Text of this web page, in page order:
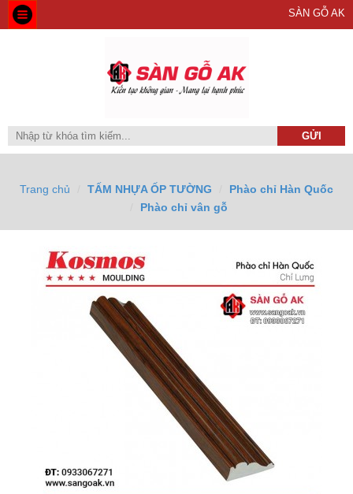
SÀN GỖ AK
Trang chủ TẤM NHỰA ỐP TƯỜNG
Phào chỉ Hàn Quốc
Phào chỉ vân gỗ